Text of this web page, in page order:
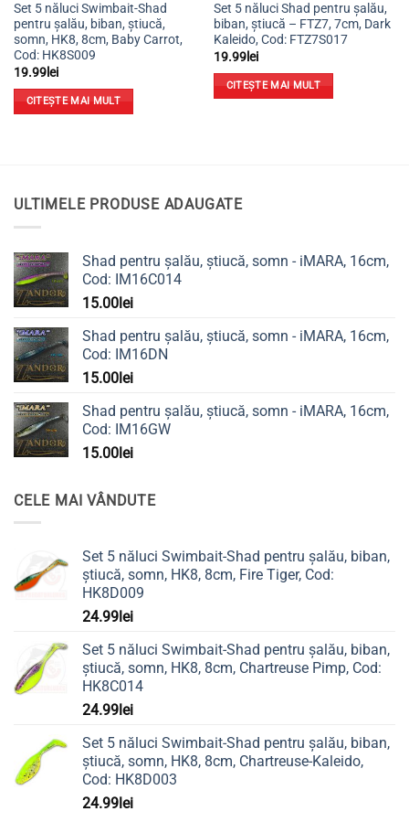
Set 5 năluci Swimbait-Shad
pentru șalău, biban, știucă,
somn, HK8, 8cm, Baby Carrot,
Cod: HK8S009
19.99lei
CITEȘTE MAI MULT
Set 5 năluci Shad pentru șalău,
biban, știucă – FTZ7, 7cm, Dark
Kaleido, Cod: FTZ7S017
19.99lei
CITEȘTE MAI MULT
ULTIMELE PRODUSE ADAUGATE
Shad pentru șalău, știucă, somn - iMARA, 16cm,
Cod: IM16C014
15.00lei
Shad pentru șalău, știucă, somn - iMARA, 16cm,
Cod: IM16DN
15.00lei
Shad pentru șalău, știucă, somn - iMARA, 16cm,
Cod: IM16GW
15.00lei
CELE MAI VÂNDUTE
Set 5 năluci Swimbait-Shad pentru șalău, biban,
știucă, somn, HK8, 8cm, Fire Tiger, Cod:
HK8D009
24.99 lei
Set 5 năluci Swimbait-Shad pentru șalău, biban,
știucă, somn, HK8, 8cm, Chartreuse Pimp, Cod:
HK8C014
24.99 lei
Set 5 năluci Swimbait-Shad pentru șalău, biban,
știucă, somn, HK8, 8cm, Chartreuse-Kaleido,
Cod: HK8D003
24.99 lei